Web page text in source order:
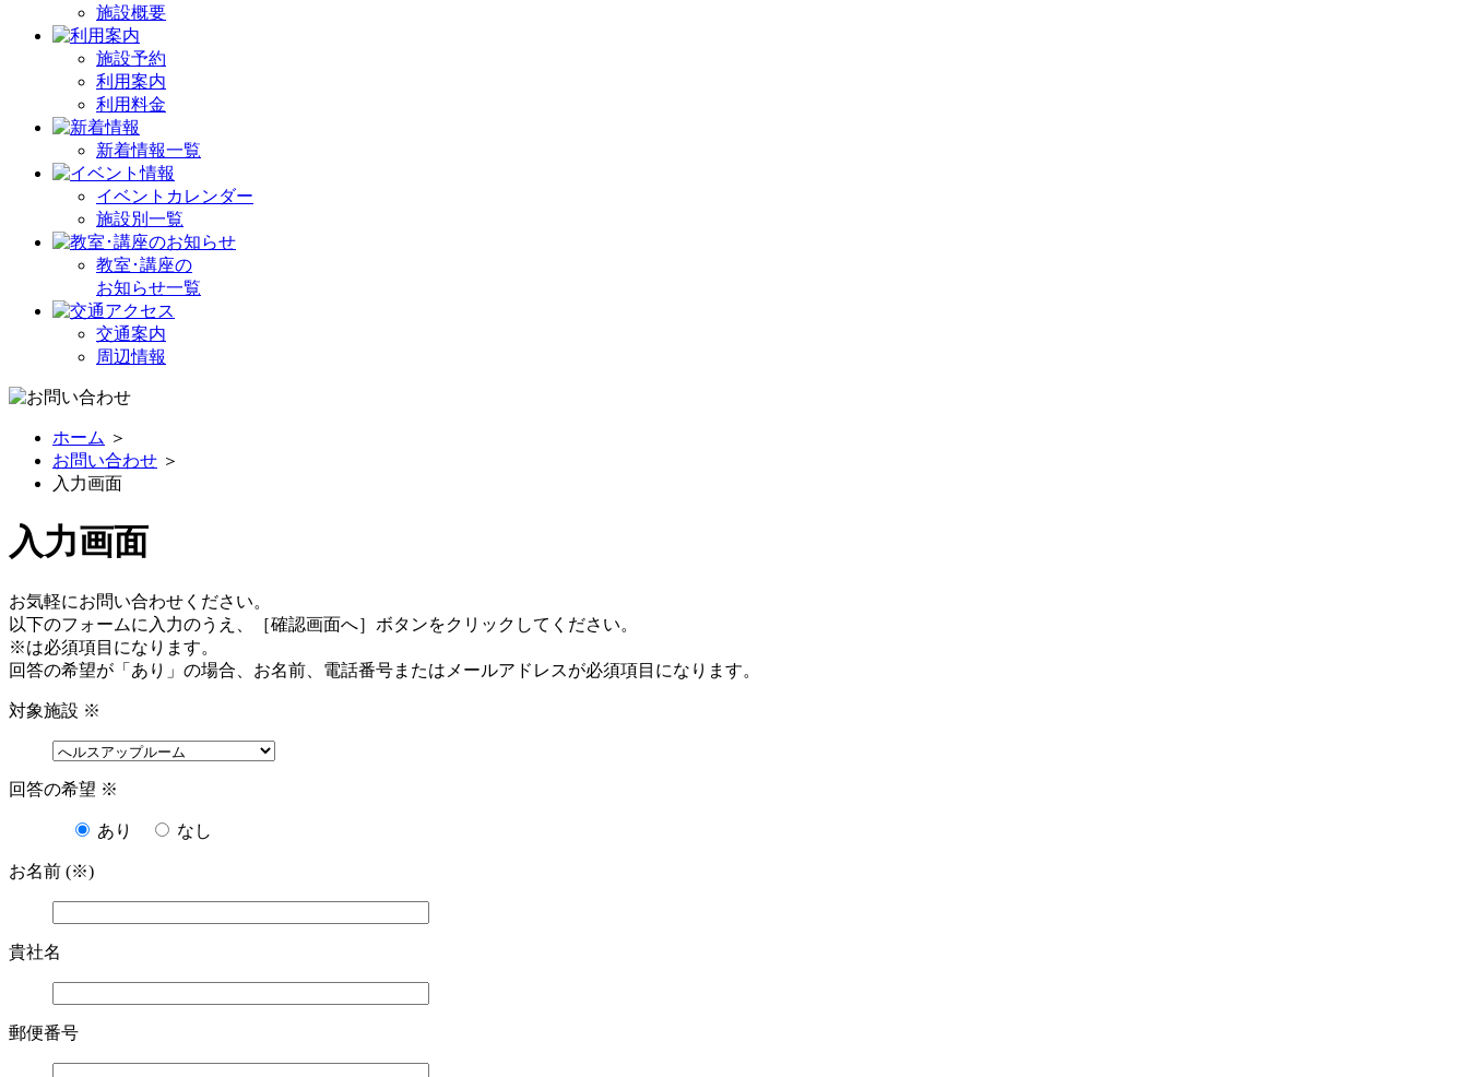
施設概要
施設予約
利用案内
利用料金
新着情報一覧
イベントカレンダー
施設別一覧
教室･講座の
お知らせ一覧
交通案内
周辺情報
ホーム ＞
お問い合わせ ＞
入力画面
入力画面
お気軽にお問い合わせください。
以下のフォームに入力のうえ、［確認画面へ］ボタンをクリックしてください。
※は必須項目になります。
回答の希望が「あり」の場合、お名前、電話番号またはメールアドレスが必須項目になります。
対象施設 ※
回答の希望 ※
あり なし
お名前 (※)
貴社名
郵便番号